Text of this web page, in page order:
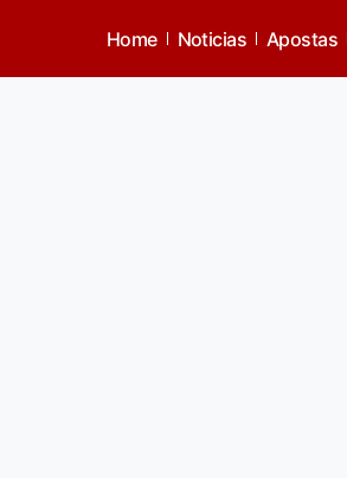
Home Noticias Apostas